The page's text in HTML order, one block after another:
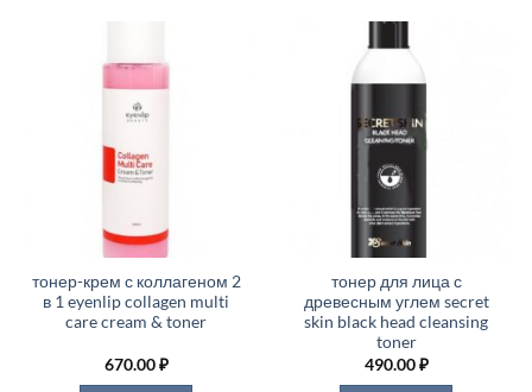
тонер-крем с коллагеном 2
в 1 eyenlip collagen multi
care cream & toner
670.00₽
тонер для лица с
древесным углем secret
skin black head cleansing
toner
490.00₽